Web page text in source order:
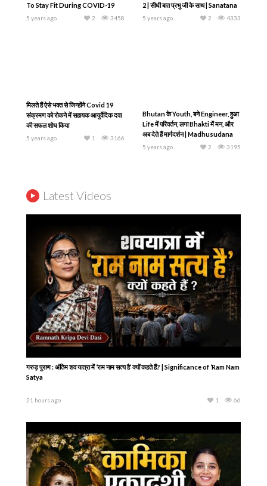
To Stay Fit During COVID-19
5 years ago 3458
2
2 | सीधी बात प्रभु जी के साथ | Sanatana
Dharma Das
5 years ago 4333
2
मिलते हैं ऐसे भक्त से जिन्होंने Covid 19
संक्रमण को रोकने में सहायक आयुर्वेदिक दवा
की सफल शोध किया
5 years ago 3166
1
Bhutan के Youth, बने Engineer, हुआ
Life में परिवर्तन, लगा Bhakti में मन, और
अब देते हैं मार्गदर्शन | Madhusudana
Visnu Das
5 years ago 3195
2
Latest Videos
गरुड़ पुराण : अंतिम शव यात्रा में ‘राम नाम सत्य है’ क्यों कहते हैं? | Significance of ‘Ram Nam
Satya
21 hours ago 66
1